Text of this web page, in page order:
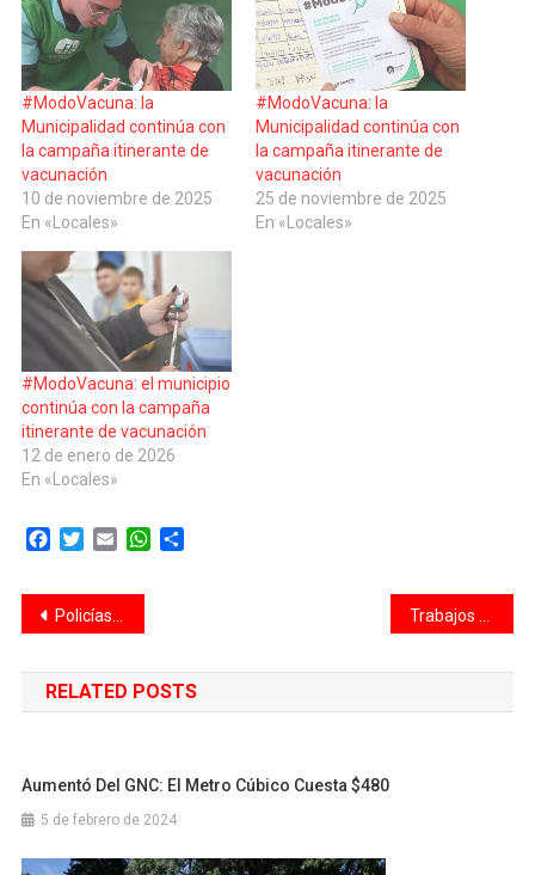
#ModoVacuna: la
Municipalidad continúa con
la campaña itinerante de
vacunación
10 de noviembre de 2025
En «Locales»
#ModoVacuna: la
Municipalidad continúa con
la campaña itinerante de
vacunación
25 de noviembre de 2025
En «Locales»
#ModoVacuna: el municipio
continúa con la campaña
itinerante de vacunación
12 de enero de 2026
En «Locales»
Facebook
TwitterEmail WhatsApp
Navegación
de
entradas
Policías asistieron a una embarazada que dio a luz en Aguado y Moseñor Zazpe Trabajos de bacheo en la Rotonda de la Mujer: habrá cortes y desvíos de tránsito en la zona
RELATED POSTS
Aumentó Del GNC: El Metro Cúbico Cuesta $480
5 de febrero de 2024